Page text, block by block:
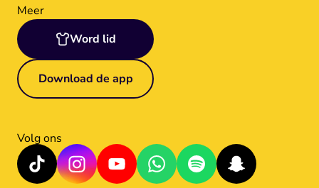
Meer
Word lid
Download de app
Volg ons